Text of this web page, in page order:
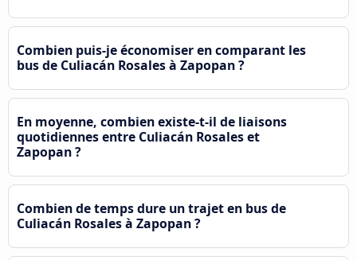
Combien puis-je économiser en comparant les
bus de Culiacán Rosales à Zapopan ?
En moyenne, combien existe-t-il de liaisons
quotidiennes entre Culiacán Rosales et
Zapopan ?
Combien de temps dure un trajet en bus de
Culiacán Rosales à Zapopan ?